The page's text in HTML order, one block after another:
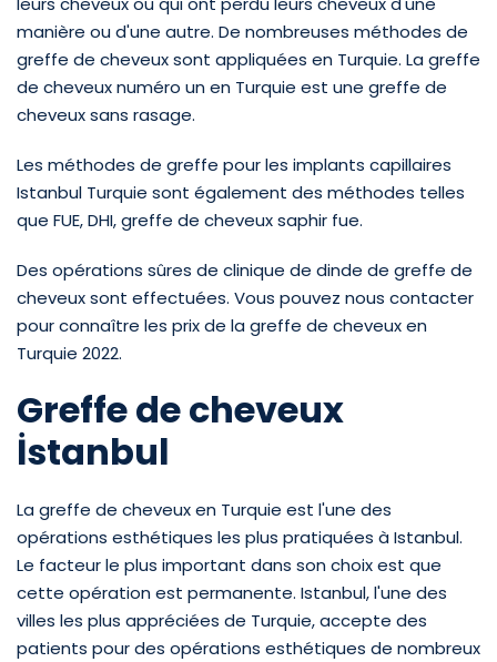
manière ou d'une autre. De nombreuses méthodes de
greffe de cheveux sont appliquées en Turquie. La greffe
de cheveux numéro un en Turquie est une greffe de
cheveux sans rasage.
Les méthodes de greffe pour les implants capillaires
Istanbul Turquie sont également des méthodes telles
que FUE, DHI, greffe de cheveux saphir fue.
Des opérations sûres de clinique de dinde de greffe de
cheveux sont effectuées. Vous pouvez nous contacter
pour connaître les prix de la greffe de cheveux en
Turquie 2022.
Greffe de cheveux
İstanbul
La greffe de cheveux en Turquie est l'une des
opérations esthétiques les plus pratiquées à Istanbul.
Le facteur le plus important dans son choix est que
cette opération est permanente. Istanbul, l'une des
villes les plus appréciées de Turquie, accepte des
patients pour des opérations esthétiques de nombreux